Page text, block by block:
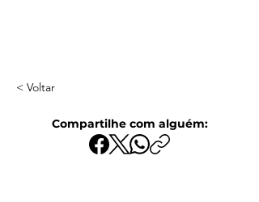
< Voltar
Compartilhe com alguém: